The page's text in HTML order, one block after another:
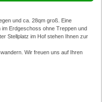
und ca. 28qm groß. Eine
Erdgeschoss ohne Treppen und
Stellplatz im Hof stehen Ihnen zur
Wir freuen uns auf Ihren